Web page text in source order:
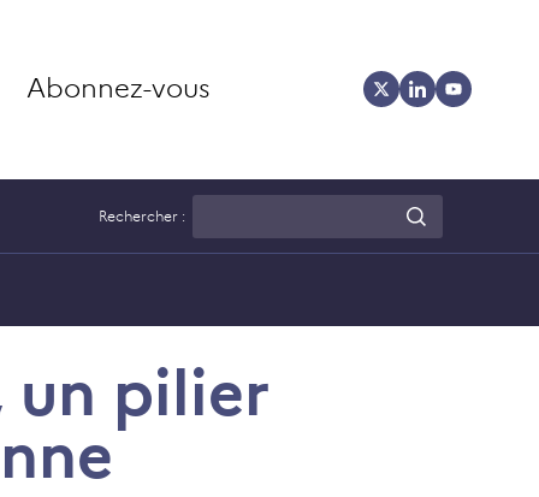
Abonnez-vous
Rechercher :
un pilier